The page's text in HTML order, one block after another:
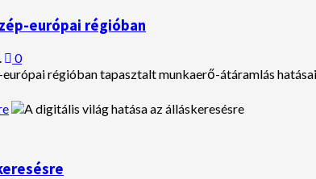
európai régióban
0
régióban tapasztalt munkaerő-átáramlás